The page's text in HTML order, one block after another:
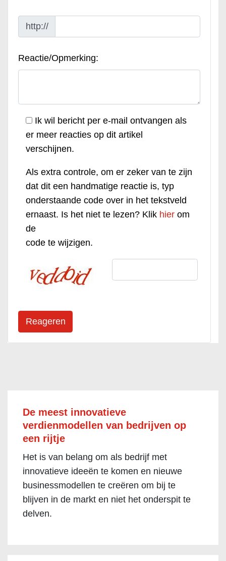
http://
Reactie/Opmerking:
Ik wil bericht per e-mail ontvangen als
er meer reacties op dit artikel
verschijnen.
Als extra controle, om er zeker van te zijn
dat dit een handmatige reactie is, typ
onderstaande code over in het tekstveld
ernaast. Is het niet te lezen? Klik hier om
de
code te wijzigen.
De meest innovatieve
verdienmodellen van bedrijven op
een rijtje
Het is van belang om als bedrijf met
innovatieve ideeën te komen en nieuwe
businessmodellen te creëren om bij te
blijven in de markt en niet het onderspit te
delven.